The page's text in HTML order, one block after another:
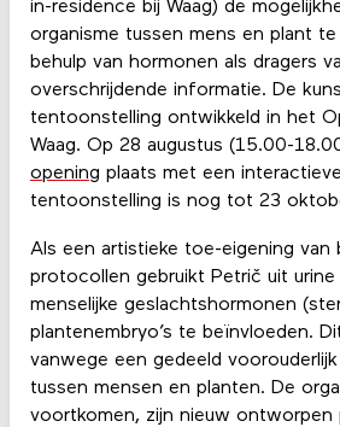
in-residence bij Waag) de
organisme tussen mens en plant
behulp van hormonen als dragers
overschrijdende informatie. De
tentoonstelling ontwikkeld in het
Waag. Op 28 augustus (15.00-
opening plaats met een
tentoonstelling is nog tot 23
Als een artistieke toe-eigening
protocollen gebruikt Petrič uit urine
menselijke geslachtshormonen
plantenembryo’s te beïnvloeden.
vanwege een gedeeld
tussen mensen en planten. De
voortkomen, zijn nieuw ontworpen